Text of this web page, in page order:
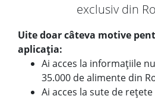
exclusiv din
Uite doar câteva motive
aplicația:
Ai acces la informațiile
35.000 de alimente din
Ai acces la sute de